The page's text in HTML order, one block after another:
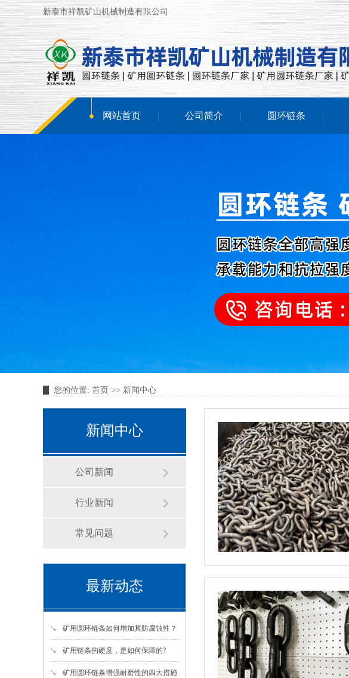
新泰市祥凯矿山机械制造有限公司
网站首页 公司简介 圆环链条
您的位置: 首页 >> 新闻中心
新闻中心
公司新闻
行业新闻
常见问题
最新动态
↘ 矿用圆环链条如何增加其防腐蚀性？
↘ 矿用链条的硬度，是如何保障的?
↘ 矿用圆环链条增强耐磨性的四大措施